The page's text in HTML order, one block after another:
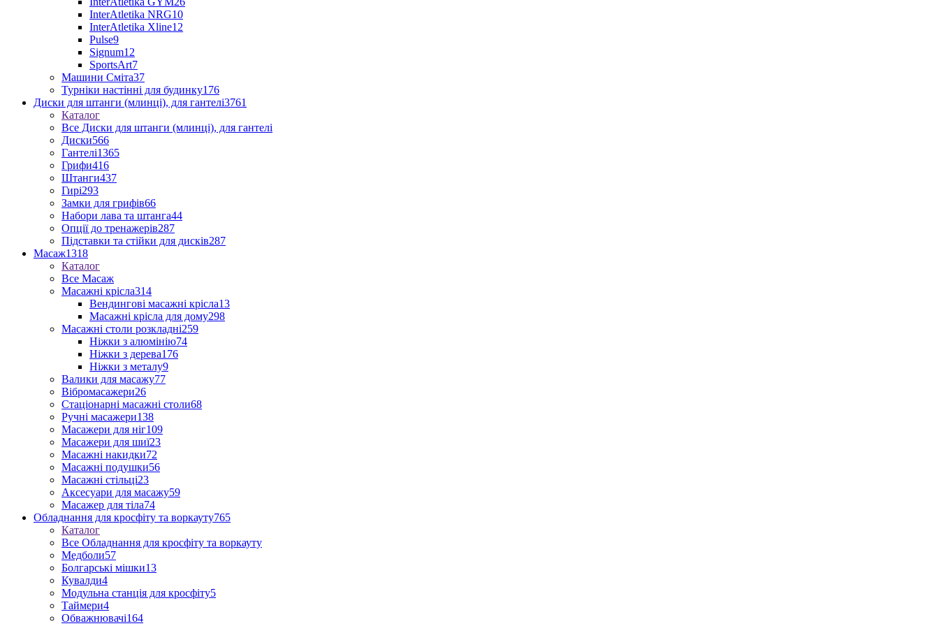
InterAtletika NRG10
InterAtletika Xline12
Pulse9
Signum12
SportsArt7
Машини Сміта37
Турніки настінні для будинку176
Диски для штанги (млинці), для гантелі3761
Каталог
Все Диски для штанги (млинці), для гантелі
Диски566
Гантелі1365
Грифи416
Штанги437
Гирі293
Замки для грифів66
Набори лава та штанга44
Опції до тренажерів287
Підставки та стійки для дисків287
Масаж1318
Каталог
Все Масаж
Масажні крісла314
Вендингові масажні крісла13
Масажні крісла для дому298
Масажні столи розкладні259
Ніжки з алюмінію74
Ніжки з дерева176
Ніжки з металу9
Валики для масажу77
Вібромасажери26
Стаціонарні масажні столи68
Ручні масажери138
Масажери для ніг109
Масажери для шиї23
Масажні накидки72
Масажні подушки56
Масажні стільці23
Аксесуари для масажу59
Масажер для тіла74
Обладнання для кросфіту та воркауту765
Каталог
Все Обладнання для кросфіту та воркауту
Медболи57
Болгарські мішки13
Кувалди4
Модульна станція для кросфіту5
Таймери4
Обважнювачі164